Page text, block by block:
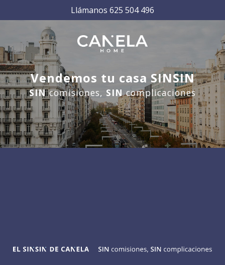
Llámanos 625 504 496
Vendemos tu casa SINSIN
SINcomisiones, SINcomplicaciones